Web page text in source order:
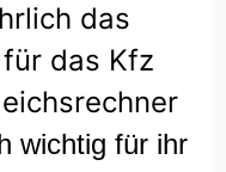
das
das Kfz
wichtig für ihr